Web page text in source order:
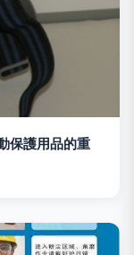
保護用品的重